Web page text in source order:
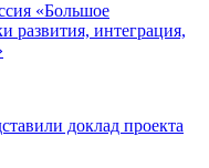
«Большое
развития, интеграция,
доклад проекта